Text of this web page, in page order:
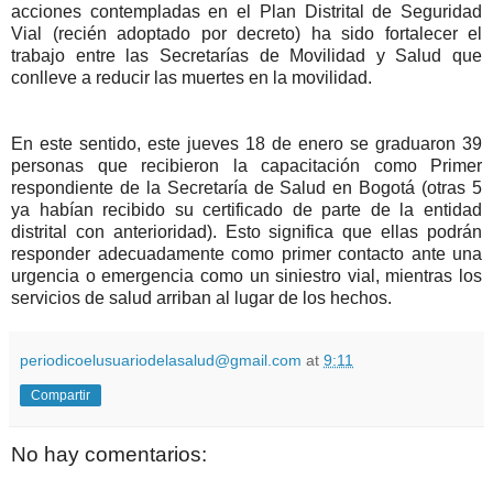
acciones contempladas en el Plan Distrital de Seguridad
Vial (recién adoptado por decreto) ha sido fortalecer el
trabajo entre las Secretarías de Movilidad y Salud que
conlleve a reducir las muertes en la movilidad.
En este sentido, este jueves 18 de enero se graduaron 39
personas que recibieron la capacitación como Primer
respondiente de la Secretaría de Salud en Bogotá (otras 5
ya habían recibido su certificado de parte de la entidad
distrital con anterioridad). Esto significa que ellas podrán
responder adecuadamente como primer contacto ante una
urgencia o emergencia como un siniestro vial, mientras los
servicios de salud arriban al lugar de los hechos.
periodicoelusuariodelasalud@gmail.com at 9:11
Compartir
No hay comentarios: